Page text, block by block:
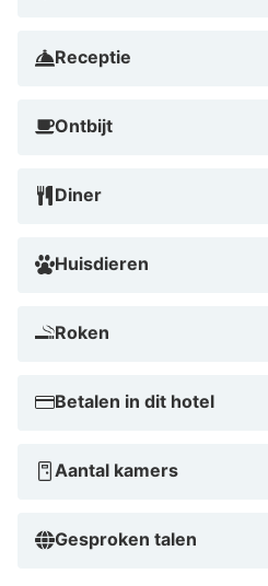
Receptie
Ontbijt
Diner
Huisdieren
Roken
Betalen in dit hotel
Aantal kamers
Gesproken talen